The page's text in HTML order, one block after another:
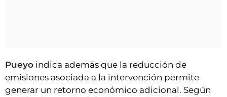
Pueyo indica además que la reducción de
emisiones asociada a la intervención permite
generar un retorno económico adicional. Según